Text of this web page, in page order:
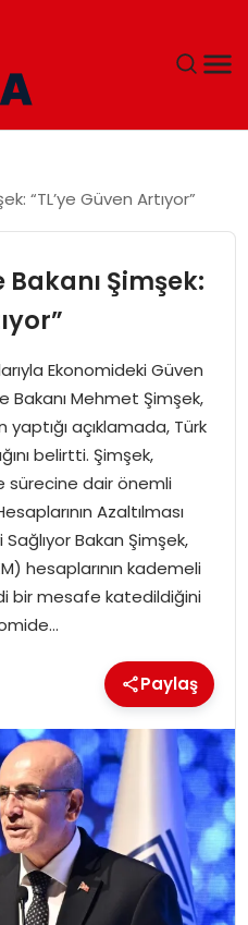
“TL’ye Güven Artıyor”
Şimşek:
Ekonomideki Güven
Bakanı Mehmet Şimşek,
açıklamada, Türk
belirtti. Şimşek,
dair önemli
Azaltılması
Bakan Şimşek,
hesaplarının kademeli
bir mesafe katedildiğini
Paylaş